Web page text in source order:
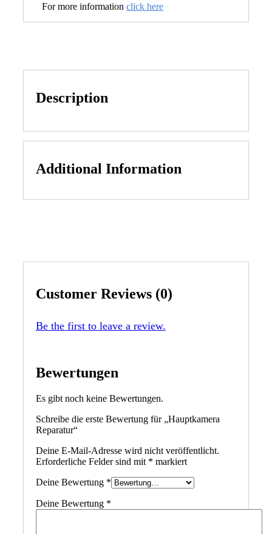
For more information click here
Description
Additional Information
Customer Reviews (0)
Be the first to leave a review.
Bewertungen
Es gibt noch keine Bewertungen.
Schreibe die erste Bewertung für „Hauptkamera
Reparatur“
Deine E-Mail-Adresse wird nicht veröffentlicht.
Erforderliche Felder sind mit * markiert
Deine Bewertung *
Deine Bewertung *